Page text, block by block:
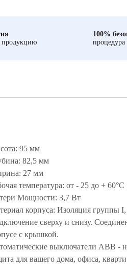
продукцию
100%
95 мм
82,5 мм
27 мм
температура: от - 25 до + 60°С
Мощности: 3,7 Вт
корпуса: Изоляция группы
сверху и снизу.
с крышкой.
выключатели ABB -
для вашего дома, офиса,